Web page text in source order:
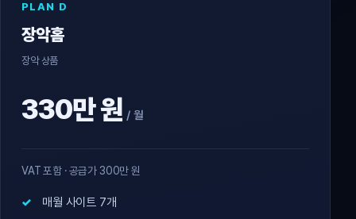
PLAN D
장악홈
장악 상품
330만 원 / 월
VAT 포함 · 공급가 300만 원
매월 사이트 7개